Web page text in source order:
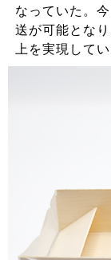
なっていた。
送が可能とな
上を実現してい